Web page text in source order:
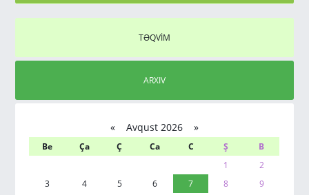
TƏQVİM
ARXIV
«Avqust 2026 »
Be Ça Ç Ca C Ş
B
1
2
3
4 5 6 7 8
9